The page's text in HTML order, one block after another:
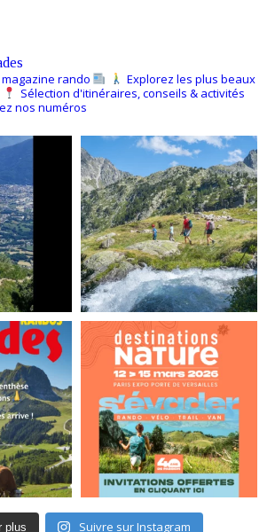
rando
Explorez les plus beaux
Sélection d'itinéraires, conseils & activités
nos numéros
plus Suivre sur Instagram